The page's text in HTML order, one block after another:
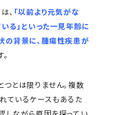
、 「以前より元気がな
る」といった一見年齢に
の背景に、腫瘍性疾患が
とは限りません。複数
ているケースもあるた